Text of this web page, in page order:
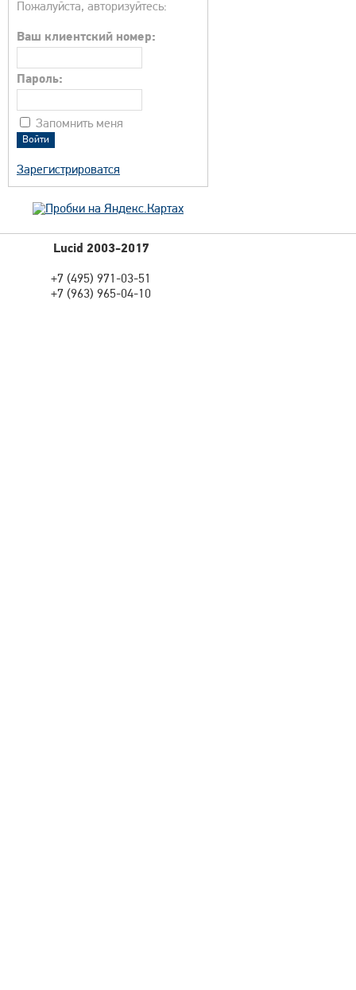
Пожалуйста, авторизуйтесь:
Ваш клиентский номер:
Пароль:
Запомнить меня
Зарегистрироватся
Lucid 2003-2017
+7 (495) 971-03-51
+7 (963) 965-04-10